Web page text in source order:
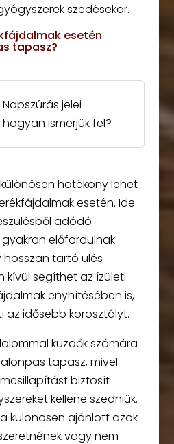
szedésekor.
esetén
tapasz?
Napszúrás jelei -
hogyan ismerjük fel?
hatékony lehet
esetén. Ide
adódó
előfordulnak
hosszan tartó ülés
kívül segíthet az ízületi
enyhítésében is,
az idősebb korosztályt.
küzdők számára
tapasz, mivel
biztosít
kellene szedniük.
különösen ajánlott azok
vagy nem